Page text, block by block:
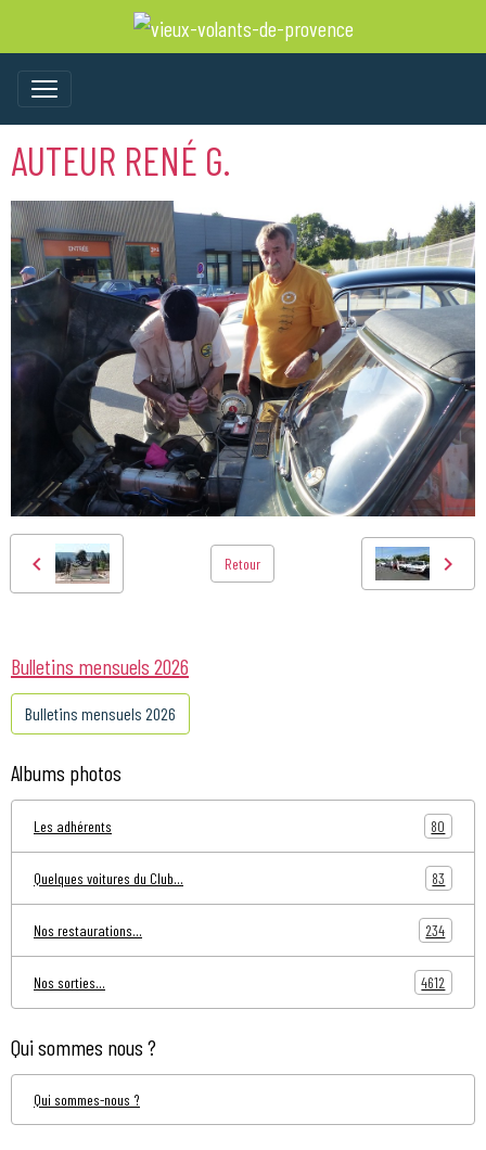
AUTEUR RENÉ G.
Retour
Bulletins mensuels 2026
Bulletins mensuels 2026
Albums photos
Les adhérents 80
Quelques voitures du Club... 83
Nos restaurations... 234
Nos sorties... 4612
Qui sommes nous ?
Qui sommes-nous ?